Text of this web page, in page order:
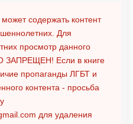
содержать контент
Для
просмотр данного
ЗАПРЕЩЕН! Если в книге
пропаганды ЛГБТ и
контента - просьба
для удаления